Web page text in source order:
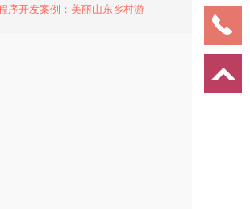
序开发案例：美丽山东乡村游